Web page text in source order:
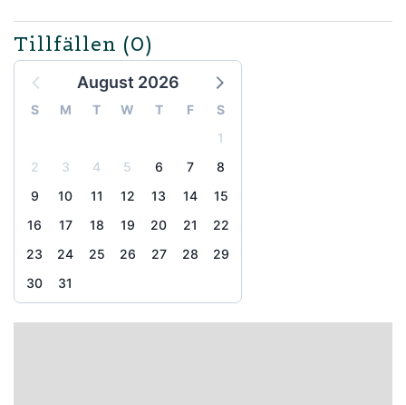
Tillfällen (0)
August 2026
S M T W T F
S
1
2
3 4 5 6 7
8
9
10 11 12 13 14
15
16
17 18 19 20 21
22
23
24 25 26 27 28
29
30
31